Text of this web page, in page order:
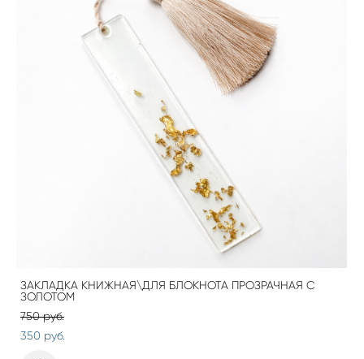
ЗАКЛАДКА КНИЖНАЯ\ДЛЯ БЛОКНОТА ПРОЗРАЧНАЯ С
ЗОЛОТОМ
750 pуб.
350 pуб.